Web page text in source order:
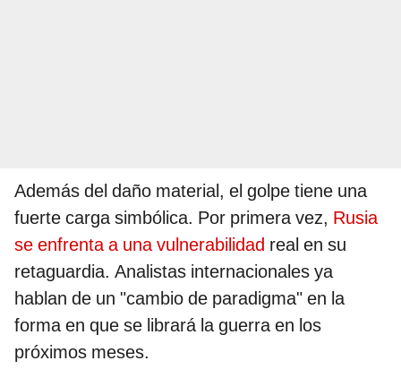
Además del daño material, el golpe tiene una
fuerte carga simbólica. Por primera vez, Rusia
se enfrenta a una vulnerabilidad real en su
retaguardia. Analistas internacionales ya
hablan de un "cambio de paradigma" en la
forma en que se librará la guerra en los
próximos meses.